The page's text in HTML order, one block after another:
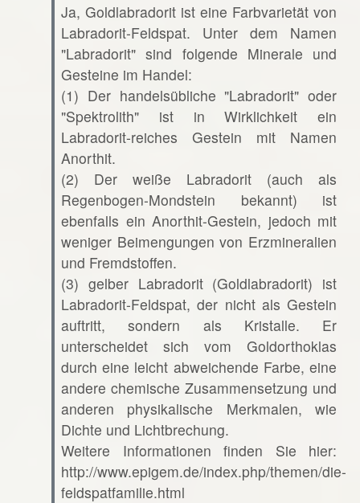
Ja, Goldlabradorit ist eine Farbvarietät von
Labradorit-Feldspat. Unter dem Namen
"Labradorit" sind folgende Minerale und
Gesteine im Handel:
(1) Der handelsübliche "Labradorit" oder
"Spektrolith" ist in Wirklichkeit ein
Labradorit-reiches Gestein mit Namen
Anorthit.
(2) Der weiße Labradorit (auch als
Regenbogen-Mondstein bekannt) ist
ebenfalls ein Anorthit-Gestein, jedoch mit
weniger Beimengungen von Erzmineralien
und Fremdstoffen.
(3) gelber Labradorit (Goldlabradorit) ist
Labradorit-Feldspat, der nicht als Gestein
auftritt, sondern als Kristalle. Er
unterscheidet sich vom Goldorthoklas
durch eine leicht abweichende Farbe, eine
andere chemische Zusammensetzung und
anderen physikalische Merkmalen, wie
Dichte und Lichtbrechung.
Weitere Informationen finden Sie hier:
http://www.epigem.de/index.php/themen/die-
feldspatfamilie.html